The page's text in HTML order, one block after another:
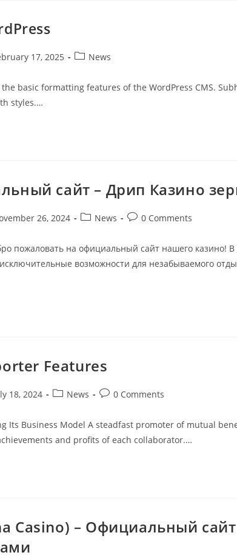
17, 2025 News
basic formatting features of the WordPress CMS.
styles.…
сайт – Дрип Казино
26, 2024 News 0 Comments
пожаловать на официальный сайт нашего казино!
возможности для незабываемого
Features
18, 2024 News 0 Comments
Its Business Model A steadfast promoter of mutual
and profits of each collaborator.…
Casino) – Официальный